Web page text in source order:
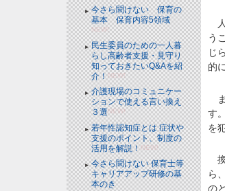
今さら聞けない 保育の
基本 保育内容5領域
NEW!
民生委員のための一人暮
らし高齢者支援・見守り
知っておきたいQ&Aを紹
介！NEW!
介護現場のコミュニケー
ションで使える言い換え
３選NEW!
若年性認知症とは 症状や
支援のポイント、制度の
活用を解説！NEW!
今さら聞けない 保育士等
キャリアアップ研修の基
本のき
人
う
じ
的
ま
す
を
換
ら
の